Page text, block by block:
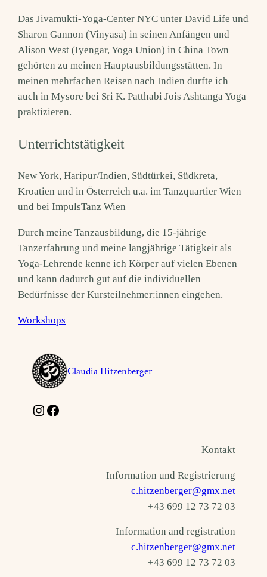
Das Jivamukti-Yoga-Center NYC unter David Life und
Sharon Gannon (Vinyasa) in seinen Anfängen und
Alison West (Iyengar, Yoga Union) in China Town
gehörten zu meinen Hauptausbildungsstätten. In
meinen mehrfachen Reisen nach Indien durfte ich
auch in Mysore bei Sri K. Patthabi Jois Ashtanga Yoga
praktizieren.
Unterrichtstätigkeit
New York, Haripur/Indien, Südtürkei, Südkreta,
Kroatien und in Österreich u.a. im Tanzquartier Wien
und bei ImpulsTanz Wien
Durch meine Tanzausbildung, die 15-jährige
Tanzerfahrung und meine langjährige Tätigkeit als
Yoga-Lehrende kenne ich Körper auf vielen Ebenen
und kann dadurch gut auf die individuellen
Bedürfnisse der Kursteilnehmer:innen eingehen.
Workshops
Claudia Hitzenberger
Instagram Facebook
Kontakt
Information und Registrierung
c.hitzenberger@gmx.net
+43 699 12 73 72 03
Information and registration
c.hitzenberger@gmx.net
+43 699 12 73 72 03